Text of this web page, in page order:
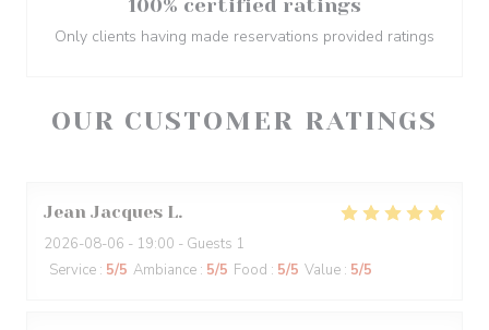
OUR CUSTOMER RATINGS
Jean Jacques L
2026-08-06 - 19:00 - Guests 1
Service : 5/5 Ambiance : 5/5 Food : 5/5 Value : 5/5
100% certified ratings
Only clients having made reservations provided ratings